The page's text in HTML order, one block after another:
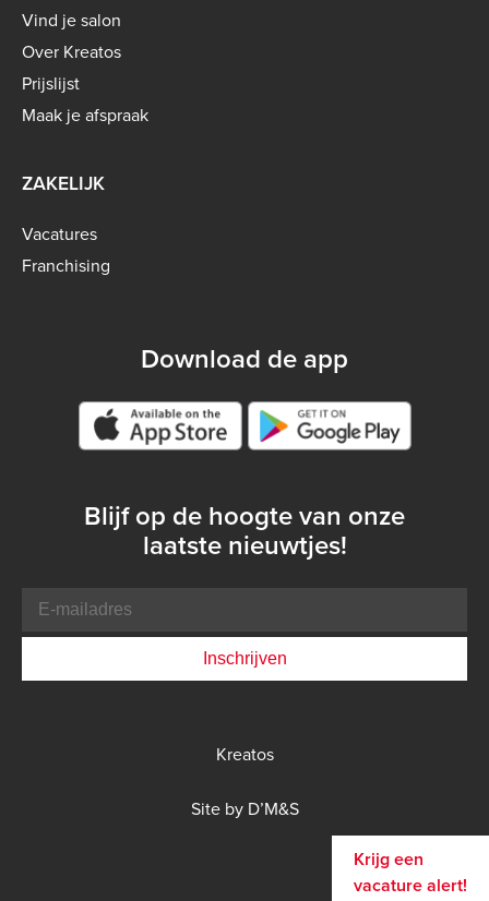
Footer
menu
-
B2C
Vind je salon
Over Kreatos
Prijslijst
Maak je afspraak
ZAKELIJK
Vacatures
Franchising
Download de app
Google play store
Blijf op de hoogte van onze
laatste nieuwtjes!
mailadres
Kreatos
Site by D’M&S
Krijg een
vacature alert!